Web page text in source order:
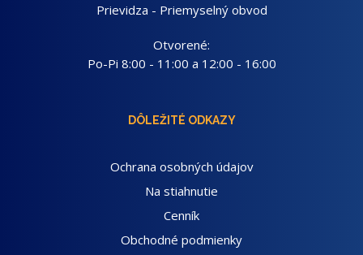
Prievidza - Priemyselný obvod
Otvorené:
Po-Pi 8:00 - 11:00 a 12:00 - 16:00
DÔLEŽITÉ ODKAZY
Ochrana osobných údajov
Na stiahnutie
Cenník
Obchodné podmienky